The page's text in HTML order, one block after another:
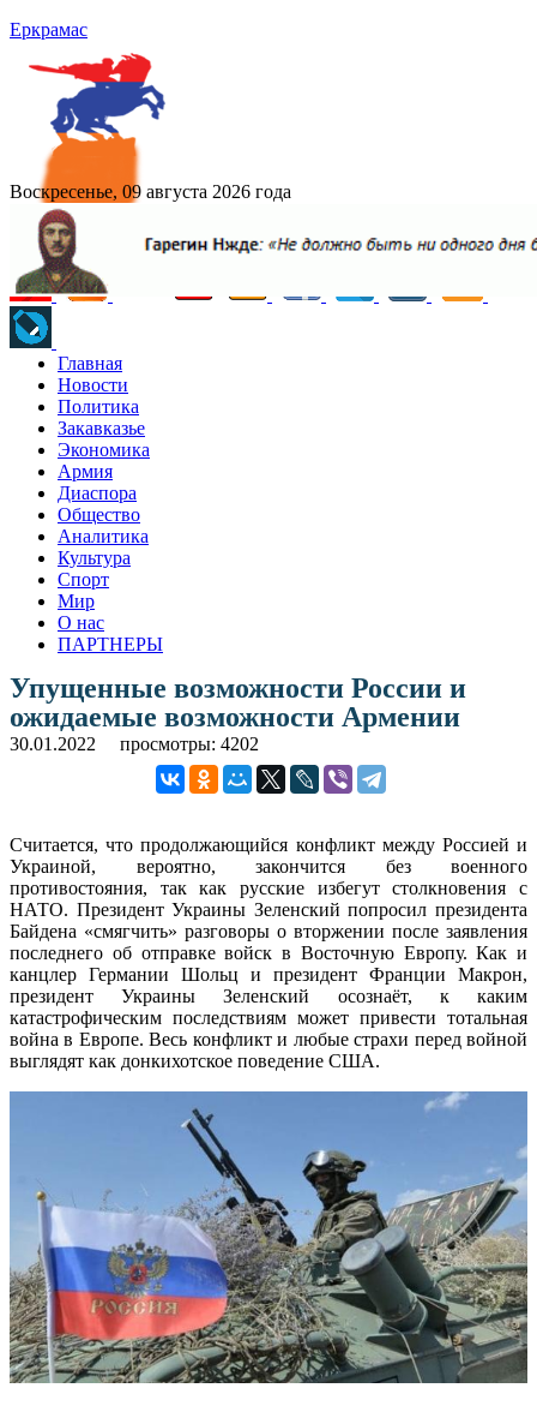
Еркрамас
Воскресенье, 09 августа 2026 года
Главная
Новости
Политика
Закавказье
Экономика
Армия
Диаспора
Общество
Аналитика
Культура
Спорт
Мир
О нас
ПАРТНЕРЫ
Упущенные возможности России и
ожидаемые возможности Армении
30.01.2022 просмотры: 4202
Считается, что продолжающийся конфликт между Россией и
Украиной, вероятно, закончится без военного
противостояния, так как русские избегут столкновения с
НАТО. Президент Украины Зеленский попросил президента
Байдена «смягчить» разговоры о вторжении после заявления
последнего об отправке войск в Восточную Европу. Как и
канцлер Германии Шольц и президент Франции Макрон,
президент Украины Зеленский осознаёт, к каким
катастрофическим последствиям может привести тотальная
война в Европе. Весь конфликт и любые страхи перед войной
выглядят как донкихотское поведение США.